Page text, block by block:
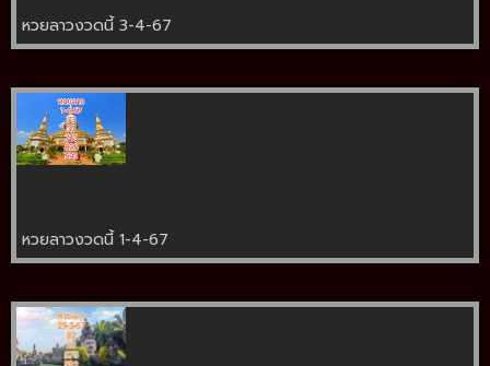
หวยลาวงวดนี้ 3-4-67
หวยลาวงวดนี้ 1-4-67